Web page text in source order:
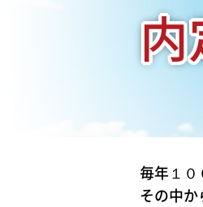
毎年１０
その中